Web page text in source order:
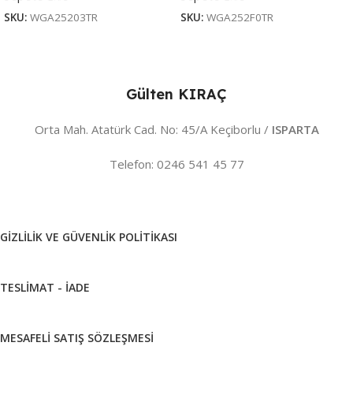
SKU: WGA25203TR SKU: WGA252F0TR
Gülten KIRAÇ
Orta Mah. Atatürk Cad. No: 45/A Keçiborlu / ISPARTA
Telefon: 0246 541 45 77
GIZLILIK VE GÜVENLIK POLITIKASI
TESLIMAT - İADE
MESAFELI SATIŞ SÖZLEŞMESI